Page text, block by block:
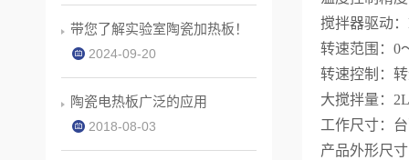
搅拌器驱动
转速范围：0
转速控制：
大搅拌量：2L
工作尺寸：
产品外形尺
带您了解实验室陶瓷加热板！
2024-09-20
陶瓷电热板广泛的应用
2018-08-03